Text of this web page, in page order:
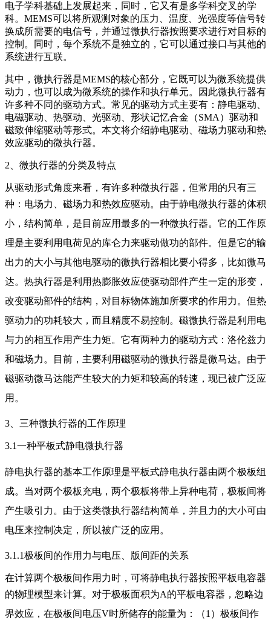
电子学科基础上发展起来，同时，它又有是多学科交叉的学
科。MEMS可以将所观测对象的压力、温度、光强度等信号转
换成所需要的电信号，并通过微执行器按照要求进行对目标的
控制。同时，每个系统不是独立的，它可以通过接口与其他的
系统进行互联。
其中，微执行器是MEMS的核心部分，它既可以为微系统提供
动力，也可以成为微系统的操作和执行单元。因此微执行器有
许多种不同的驱动方式。常见的驱动方式主要有：静电驱动、
电磁驱动、热驱动、光驱动、形状记忆合金（SMA）驱动和
磁致伸缩驱动等形式。本文将介绍静电驱动、磁场力驱动和热
效应驱动的微执行器。
2、微执行器的分类及特点
从驱动形式角度来看，有许多种微执行器，但常用的只有三
种：电场力、磁场力和热效应驱动。 由于静电微执行器的体积
小，结构简单，是目前应用最多的一种微执行器。它的工作原
理是主要利用电荷见的库仑力来驱动做功的部件。但是它的输
出力的大小与其他电驱动的微执行器相比要小得多，比如微马
达。 热执行器是利用热膨胀效应使驱动部件产生一定的形变，
改变驱动部件的结构，对目标物体施加所要求的作用力。但热
驱动力的功耗较大，而且精度不易控制。 磁微执行器是利用电
与力的相互作用产生力矩。它有两种力的驱动方式：洛伦兹力
和磁场力。目前，主要利用磁驱动的微执行器是微马达。由于
磁驱动微马达能产生较大的力矩和较高的转速，现已被广泛应
用。
3、三种微执行器的工作原理
3.1一种平板式静电微执行器
静电执行器的基本工作原理是平板式静电执行器由两个极板组
成。当对两个极板充电，两个极板将带上异种电荷，极板间将
产生吸引力。由于这类微执行器结构简单，并且力的大小可由
电压来控制决定，所以被广泛的应用。
3.1.1极板间的作用力与电压、版间距的关系
在计算两个极板间作用力时，可将静电执行器按照平板电容器
的物理模型来计算。 对于极板面积为A的平板电容器，忽略边
界效应，在极板间电压V时所储存的能量为：（1）极板间作